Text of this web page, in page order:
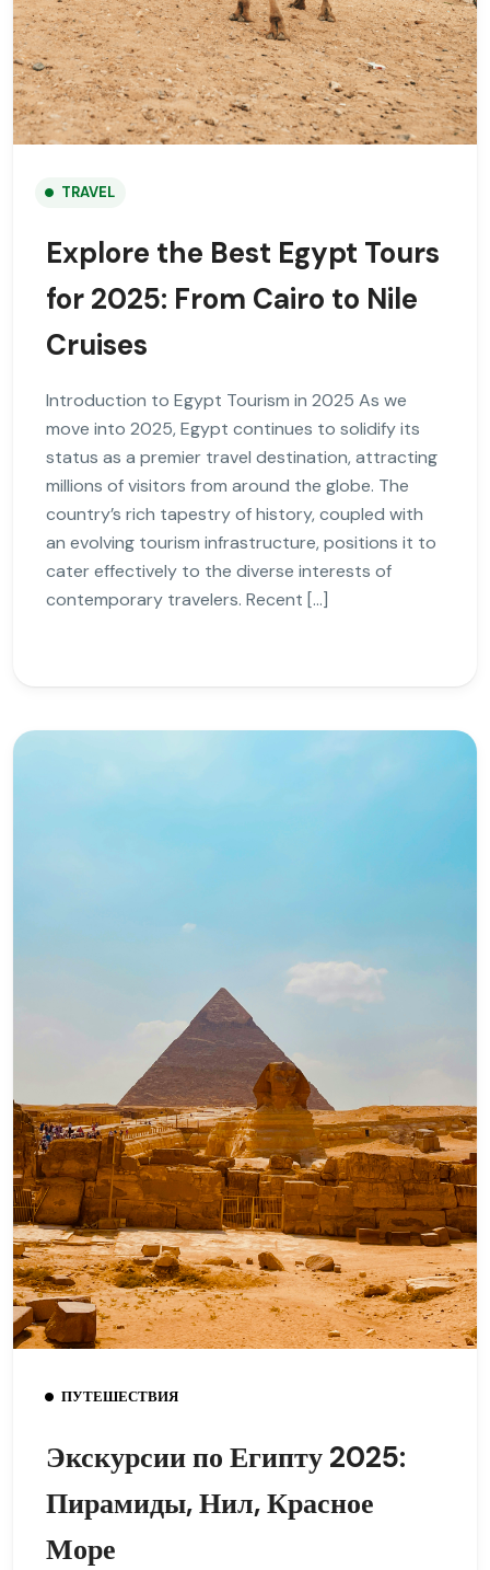
TRAVEL
Explore the Best Egypt Tours
for 2025: From Cairo to Nile
Cruises
Introduction to Egypt Tourism in 2025 As we
move into 2025, Egypt continues to solidify its
status as a premier travel destination, attracting
millions of visitors from around the globe. The
country’s rich tapestry of history, coupled with
an evolving tourism infrastructure, positions it to
cater effectively to the diverse interests of
contemporary travelers. Recent […]
ПУТЕШЕСТВИЯ
Экскурсии по Египту 2025:
Пирамиды, Нил, Красное
Море